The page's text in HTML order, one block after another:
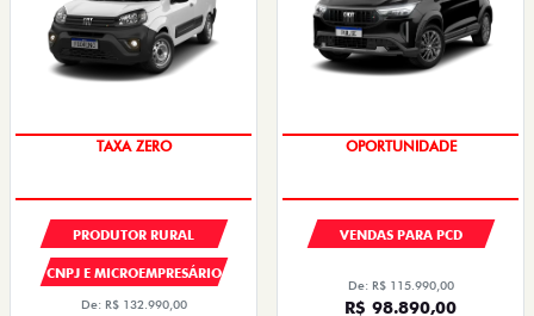
TAXA ZERO
PRODUTOR RURAL
CNPJ E MICROEMPRESÁRIO
De: R$ 132.990,00
OPORTUNIDADE
VENDAS PARA PCD
De: R$ 115.990,00
R$ 98.890,00